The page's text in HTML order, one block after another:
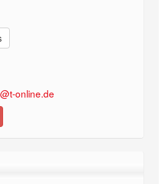
online.de